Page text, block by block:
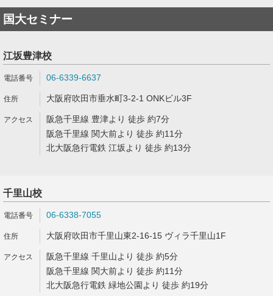
国大セミナー
江坂豊津校
06-6339-6637
大阪府吹田市垂水町3-2-1 ONKビル3F
阪急千里線 豊津より 徒歩 約7分
阪急千里線 関大前より 徒歩 約11分
北大阪急行電鉄 江坂より 徒歩 約13分
千里山校
06-6338-7055
大阪府吹田市千里山東2-16-15 ヴィラ千里山1F
阪急千里線 千里山より 徒歩 約5分
阪急千里線 関大前より 徒歩 約11分
北大阪急行電鉄 緑地公園より 徒歩 約19分